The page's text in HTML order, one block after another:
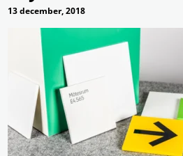
13 december, 2018